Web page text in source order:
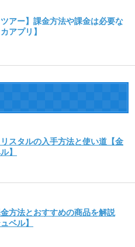
ツアー】課金方法や課金は必要な
アプリ】
リスタルの入手方法と使い道【金
】
金方法とおすすめの商品を解説
ベル】